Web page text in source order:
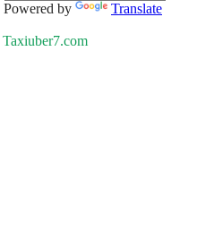
Powered by Translate
Taxiuber7.com